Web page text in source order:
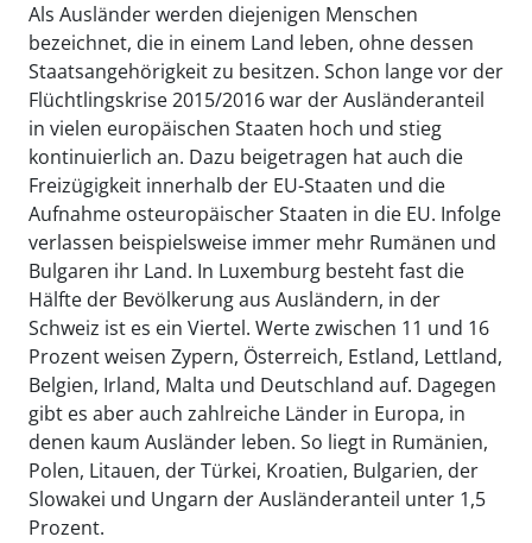
Als Ausländer werden diejenigen Menschen
bezeichnet, die in einem Land leben, ohne dessen
Staatsangehörigkeit zu besitzen. Schon lange vor der
Flüchtlingskrise 2015/2016 war der Ausländeranteil
in vielen europäischen Staaten hoch und stieg
kontinuierlich an. Dazu beigetragen hat auch die
Freizügigkeit innerhalb der EU-Staaten und die
Aufnahme osteuropäischer Staaten in die EU. Infolge
verlassen beispielsweise immer mehr Rumänen und
Bulgaren ihr Land. In Luxemburg besteht fast die
Hälfte der Bevölkerung aus Ausländern, in der
Schweiz ist es ein Viertel. Werte zwischen 11 und 16
Prozent weisen Zypern, Österreich, Estland, Lettland,
Belgien, Irland, Malta und Deutschland auf. Dagegen
gibt es aber auch zahlreiche Länder in Europa, in
denen kaum Ausländer leben. So liegt in Rumänien,
Polen, Litauen, der Türkei, Kroatien, Bulgarien, der
Slowakei und Ungarn der Ausländeranteil unter 1,5
Prozent.